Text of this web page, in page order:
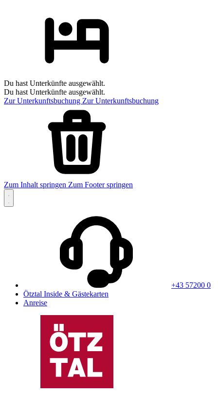
Du hast Unterkünfte ausgewählt.
Du hast Unterkünfte ausgewählt.
Zur Unterkunftsbuchung Zur Unterkunftsbuchung
Zum Inhalt springen Zum Footer springen
+43 57200 0
Ötztal Inside & Gästekarten
Anreise